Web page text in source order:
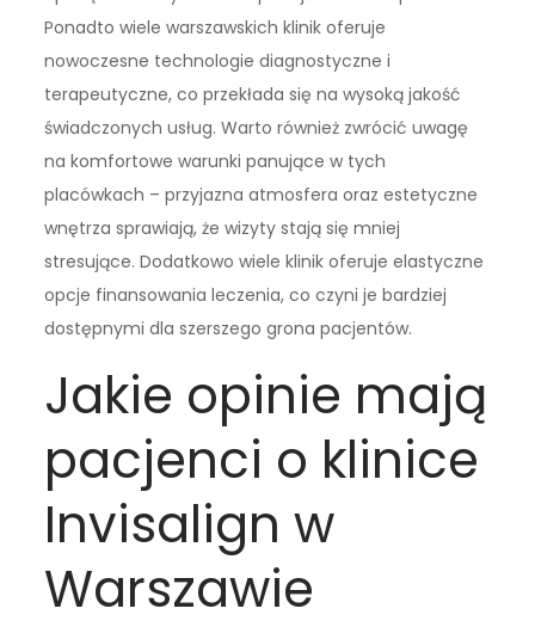
Ponadto wiele warszawskich klinik oferuje
nowoczesne technologie diagnostyczne i
terapeutyczne, co przekłada się na wysoką jakość
świadczonych usług. Warto również zwrócić uwagę
na komfortowe warunki panujące w tych
placówkach – przyjazna atmosfera oraz estetyczne
wnętrza sprawiają, że wizyty stają się mniej
stresujące. Dodatkowo wiele klinik oferuje elastyczne
opcje finansowania leczenia, co czyni je bardziej
dostępnymi dla szerszego grona pacjentów.
Jakie opinie mają
pacjenci o klinice
Invisalign w
Warszawie